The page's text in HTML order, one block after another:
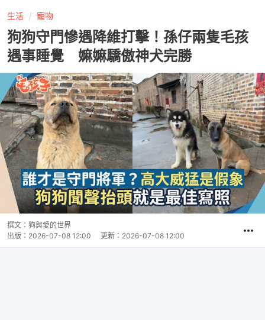
生活 寵物
狗狗守門慘遇降維打擊！孫仔兩隻毛孩
遇事睡覺 嫲嫲驕傲神犬完勝
撰文： 狗與愛的世界
出版： 2026-07-08 12:00 更新： 2026-07-08 12:00